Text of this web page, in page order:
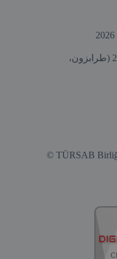
جدول برنامج الشمال التركي 2026 (طرابزون،